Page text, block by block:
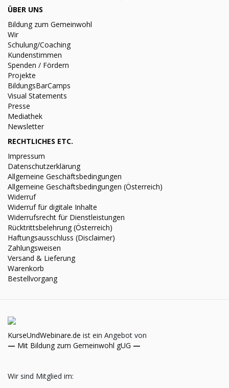
ÜBER UNS
Bildung zum Gemeinwohl
Wir
Schulung/Coaching
Kundenstimmen
Spenden / Fördern
Projekte
BildungsBarCamps
Visual Statements
Presse
Mediathek
Newsletter
RECHTLICHES ETC.
Impressum
Datenschutzerklärung
Allgemeine Geschäftsbedingungen
Allgemeine Geschäftsbedingungen (Österreich)
Widerruf
Widerruf für digitale Inhalte
Widerrufsrecht für Dienstleistungen
Rücktrittsbelehrung (Österreich)
Haftungsausschluss (Disclaimer)
Zahlungsweisen
Versand & Lieferung
Warenkorb
Bestellvorgang
KurseUndWebinare.de ist ein Angebot von
— Mit Bildung zum Gemeinwohl gUG —
Wir sind Mitglied im: